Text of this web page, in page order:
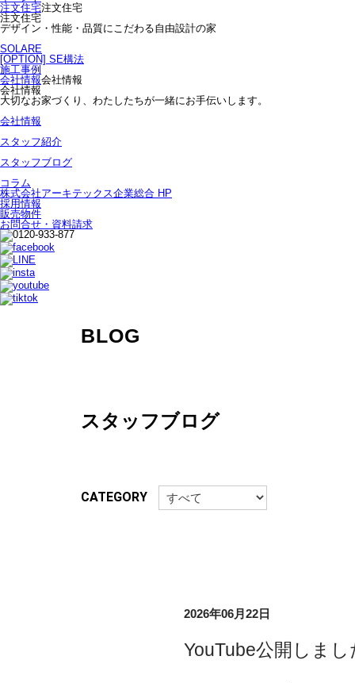
注文住宅注文住宅
注文住宅
デザイン・性能・品質にこだわる自由設計の家
SOLARE
[OPTION] SE構法
施工事例
会社情報会社情報
会社情報
大切なお家づくり、わたしたちが一緒にお手伝いします。
会社情報
スタッフ紹介
スタッフブログ
コラム
株式会社アーキテックス企業総合 HP
採用情報
販売物件
お問合せ・資料請求
BLOG
スタッフブログ
CATEGORY
2026年06月22日
YouTube公開しまし